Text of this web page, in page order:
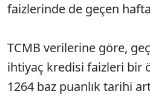
faizlerinde de geçen
TCMB verilerine göre,
ihtiyaç kredisi faizleri bir
1264 baz puanlık tarihi